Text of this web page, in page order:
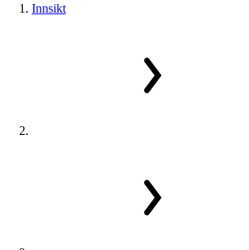
Innsikt